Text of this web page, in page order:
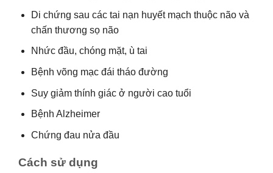
Di chứng sau các tai nạn huyết mạch thuộc não và
chấn thương sọ não
Nhức đầu, chóng mặt, ù tai
Bệnh võng mạc đái tháo đường
Suy giảm thính giác ở người cao tuổi
Bệnh Alzheimer
Chứng đau nửa đầu
Cách sử dụng